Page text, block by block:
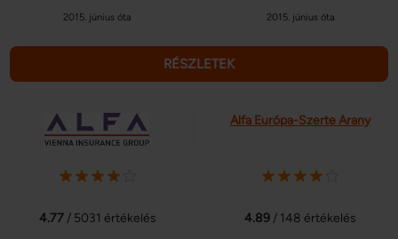
2015. június óta 2015. június óta
RÉSZLETEK
4.77/ 5031 értékelés
Alfa Európa-Szerte Arany
4.89 / 148 értékelés